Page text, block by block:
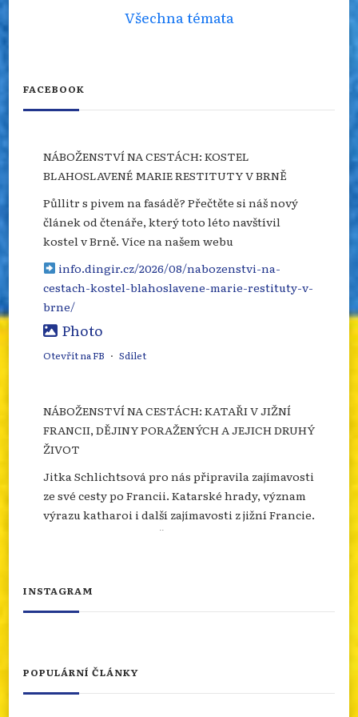
Všechna témata
FACEBOOK
NÁBOŽENSTVÍ NA CESTÁCH: KOSTEL
BLAHOSLAVENÉ MARIE RESTITUTY V BRNĚ
Půllitr s pivem na fasádě? Přečtěte si náš nový
článek od čtenáře, který toto léto navštívil
kostel v Brně. Více na našem webu
info.dingir.cz/2026/08/nabozenstvi-na-
cestach-kostel-blahoslavene-marie-restituty-v-
brne/
Photo
Otevřít na FB · Sdílet
NÁBOŽENSTVÍ NA CESTÁCH: KATAŘI V JIŽNÍ
FRANCII, DĚJINY PORAŽENÝCH A JEJICH DRUHÝ
ŽIVOT
Jitka Schlichtsová pro nás připravila zajímavosti
ze své cesty po Francii. Katarské hrady, význam
výrazu katharoi i další zajímavosti z jižní Francie.
Více se dozvíte na našem webu.
porazenych-a-jejich-d...
INSTAGRAM
POPULÁRNÍ ČLÁNKY